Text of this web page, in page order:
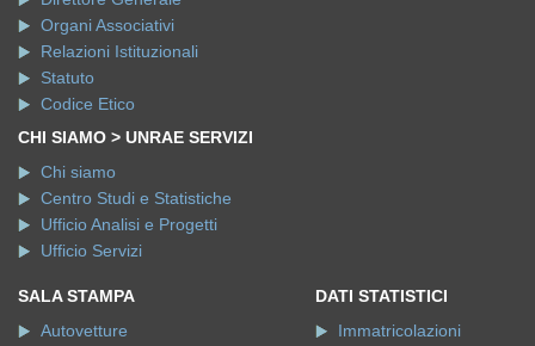
Organi Associativi
Relazioni Istituzionali
Statuto
Codice Etico
CHI SIAMO > UNRAE SERVIZI
Chi siamo
Centro Studi e Statistiche
Ufficio Analisi e Progetti
Ufficio Servizi
SALA STAMPA
Autovetture
DATI STATISTICI
Immatricolazioni